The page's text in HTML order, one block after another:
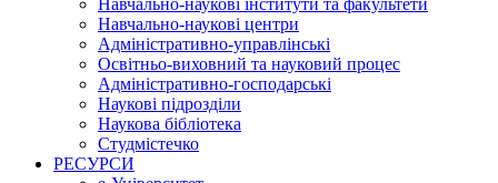
Навчально-наукові центри
Адміністративно-управлінські
Освітньо-виховний та науковий процес
Адміністративно-господарські
Наукові підрозділи
Наукова бібліотека
Студмістечко
РЕСУРСИ